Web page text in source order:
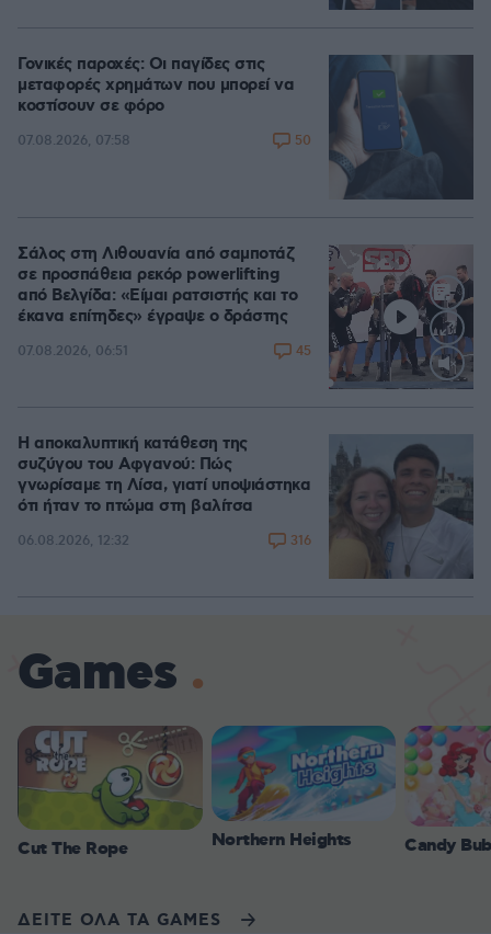
Γονικές παροχές: Οι παγίδες στις
μεταφορές χρημάτων που μπορεί να
κοστίσουν σε φόρο
07.08.2026, 07:58 50
Loaded
Σάλος στη Λιθουανία από σαμποτάζ
σε προσπάθεια ρεκόρ powerlifting
από Βελγίδα: «Είμαι ρατσιστής και το
έκανα επίτηδες» έγραψε ο δράστης
07.08.2026, 06:51 45
Η αποκαλυπτική κατάθεση της
συζύγου του Αφγανού: Πώς
γνωρίσαμε τη Λίσα, γιατί υποψιάστηκα
ότι ήταν το πτώμα στη βαλίτσα
06.08.2026, 12:32 316
Games
Cut The Rope Northern Heights Candy
ΔΕΙΤΕ ΟΛΑ ΤΑ GAMES